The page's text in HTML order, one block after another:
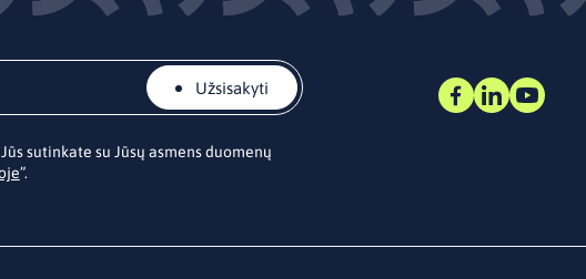
Užsisakyti
sutinkate su Jūsų asmens duomenų
”.